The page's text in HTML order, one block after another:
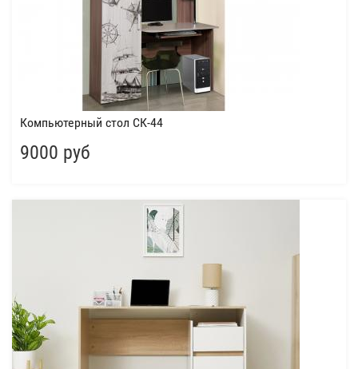
Компьютерный стол СК-44
9000 руб